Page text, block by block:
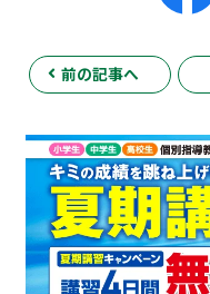
前の記事へ